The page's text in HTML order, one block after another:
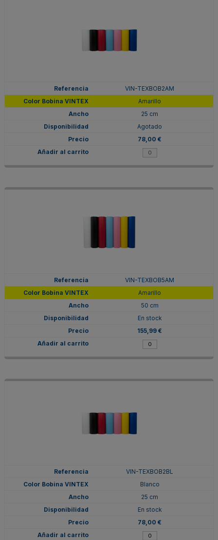
VIN-TEXBOB2AM
Amarillo
25 cm
Agotado
78,00 €
VIN-TEXBOB5AM
Amarillo
50 cm
En stock
155,99 €
VIN-TEXBOB2BL
Blanco
25 cm
En stock
78,00 €